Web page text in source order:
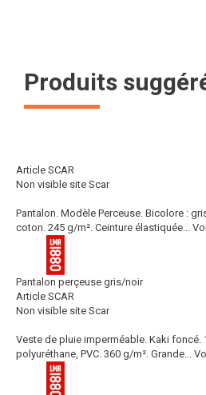
Produits
Article SCAR
Non visible site Scar
Pantalon. Modèle Perceuse. Bicolore :
coton. 245 g/m². Ceinture élastiquée...
Pantalon perçeuse gris/noir
Article SCAR
Non visible site Scar
Veste de pluie imperméable. Kaki foncé.
polyuréthane, PVC. 360 g/m². Grande...